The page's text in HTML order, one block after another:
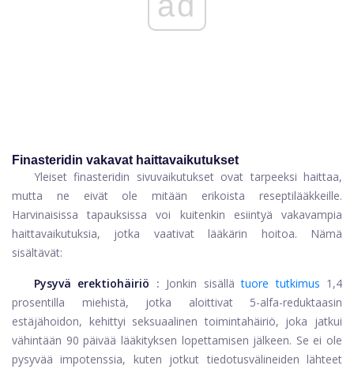
Finasteridin vakavat haittavaikutukset
Yleiset finasteridin sivuvaikutukset ovat tarpeeksi haittaa,
mutta ne eivät ole mitään erikoista reseptilääkkeille.
Harvinaisissa tapauksissa voi kuitenkin esiintyä vakavampia
haittavaikutuksia, jotka vaativat lääkärin hoitoa. Nämä
sisältävät:
Pysyvä erektiohäiriö : Jonkin sisällä tuore tutkimus 1,4
prosentilla miehistä, jotka aloittivat 5-alfa-reduktaasin
estäjähoidon, kehittyi seksuaalinen toimintahäiriö, joka jatkui
vähintään 90 päivää lääkityksen lopettamisen jälkeen. Se ei ole
pysyvää impotenssia, kuten jotkut tiedotusvälineiden lähteet